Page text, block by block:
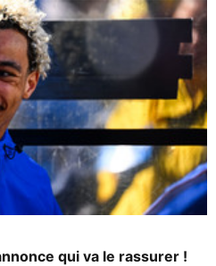
qui va le rassurer !